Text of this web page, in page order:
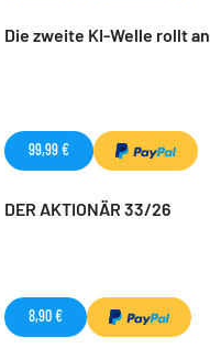
Die zweite KI-Welle rollt an
99,99 €
DER AKTIONÄR 33/26
8,90 €